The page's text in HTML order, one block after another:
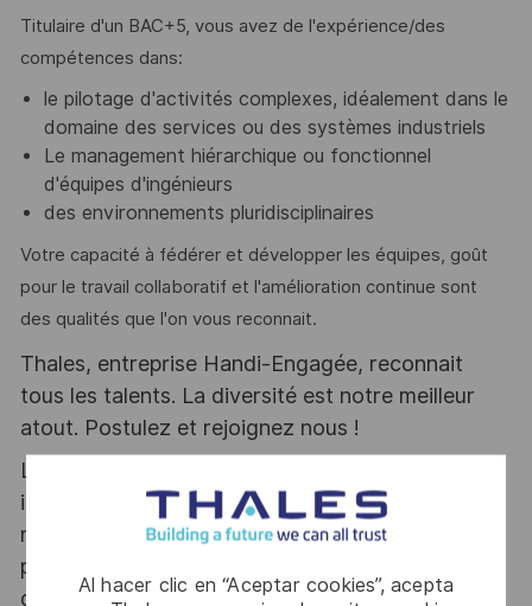
Al hacer clic en “Aceptar cookies”, acepta
Titulaire d'un BAC+5, vous avez de l'expérience/des
compétences dans:
le pilotage d'activités complexes, idéalement dans le
domaine des services ou des systèmes industriels
Le management hiérarchique ou fonctionnel
d'équipes d'ingénieurs
des environnements pluridisciplinaires
Votre capacité à fédérer et développer les équipes, goût
pour le travail collaboratif et l'amélioration continue sont
des qualités que l'on vous reconnait.
Thales, entreprise Handi-Engagée, reconnait
tous les talents. La diversité est notre meilleur
atout. Postulez et rejoignez nous !
Le poste pouvant nécessiter d'accéder à des
informations relevant du secret de la défense
nationale, la personne retenue fera l'objet d'une
procédure d’habilitation, conformément aux
dispositions des articles R.2311-1 et suivants du